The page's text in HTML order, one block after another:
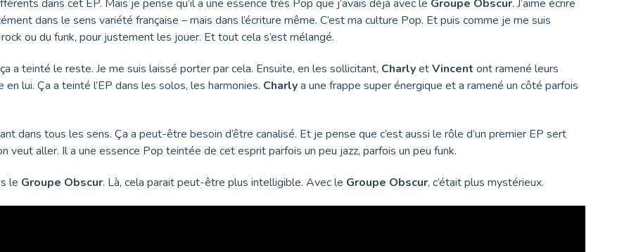
dans cet EP. Mais je pense qu’il a une essence très Pop que j’avais déjà avec le Groupe Obscur. J’aime écrire
dans le sens variété française – mais dans l’écriture même. C’est ma culture Pop. Et puis comme je me suis
ou du funk, pour justement les jouer. Et tout cela s’est mélangé.
a teinté le reste. Je me suis laissé porter par cela. Ensuite, en les sollicitant, CharlyetVincent ont ramené leurs
lui. Ça a teinté l’EP dans les solos, les harmonies. Charlya une frappe super énergique et a ramené un côté parfois
dans tous les sens. Ça a peut-être besoin d’être canalisé. Et je pense que c’est aussi le rôle d’un premier EP sert
veut aller. Il a une essence Pop teintée de cet esprit parfois un peu jazz, parfois un peu funk.
le Groupe Obscur. Là, cela parait peut-être plus intelligible. Avec le Groupe Obscur, c’était plus mystérieux.